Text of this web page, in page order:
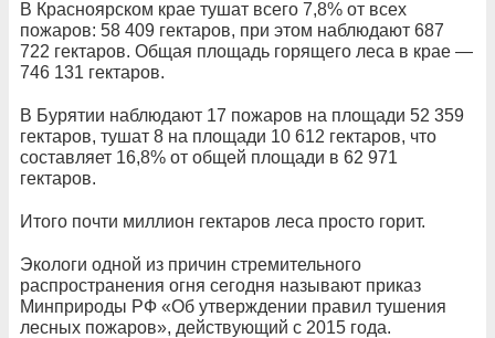
В Красноярском крае тушат всего 7,8% от всех
пожаров: 58 409 гектаров, при этом наблюдают 687
722 гектаров. Общая площадь горящего леса в крае —
746 131 гектаров.
В Бурятии наблюдают 17 пожаров на площади 52 359
гектаров, тушат 8 на площади 10 612 гектаров, что
составляет 16,8% от общей площади в 62 971
гектаров.
Итого почти миллион гектаров леса просто горит.
Экологи одной из причин стремительного
распространения огня сегодня называют приказ
Минприроды РФ «Об утверждении правил тушения
лесных пожаров», действующий с 2015 года.